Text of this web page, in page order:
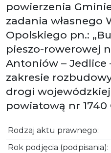
powierzenia
zadania własnego
Opolskiego pn.:
pieszo-rowerowej
Antoniów – Jedlice
zakresie
drogi
powiatową nr
Rodzaj aktu prawnego:
Rok podjęcia (podpisania):